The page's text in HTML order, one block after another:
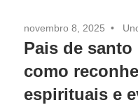
novembro 8, 2025
Pais de
como
espirituais e